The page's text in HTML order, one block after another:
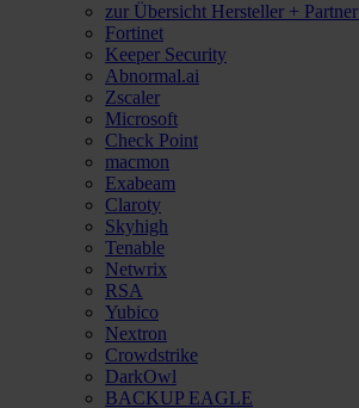
zur Übersicht Hersteller + Partner
Fortinet
Keeper Security
Abnormal.ai
Zscaler
Microsoft
Check Point
macmon
Exabeam
Claroty
Skyhigh
Tenable
Netwrix
RSA
Yubico
Nextron
Crowdstrike
DarkOwl
BACKUP EAGLE